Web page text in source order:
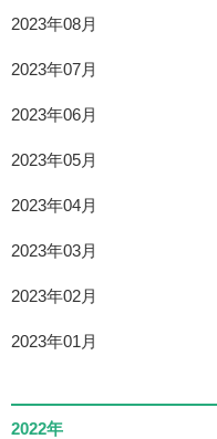
2023年08月
2023年07月
2023年06月
2023年05月
2023年04月
2023年03月
2023年02月
2023年01月
2022年